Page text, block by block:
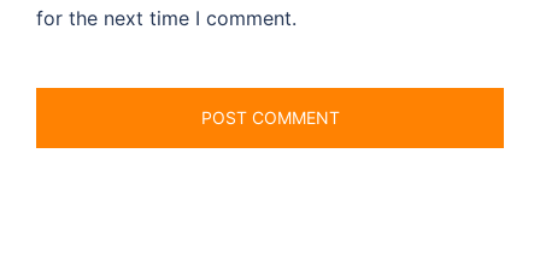
for the next time I comment.